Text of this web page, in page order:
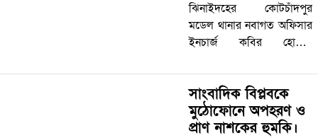
ঝিনাইদহের কোটচাঁদপুর
মডেল থানার নবাগত অফিসার
ইনচার্জ কবির হোসেন
উপজেলা প্রেসক্লাবের
নেতৃবৃন্দের সাথে সৌজন্য
সাক্ষাৎ ও মতবিনিময় সভা
অনুষ্ঠিত হয়েছে। গতকাল সন্ধ্যা
সাংবাদিক বিপ্লবকে
মুঠোফোনে অপহরণ ও
প্রাণ নাশকের হুমকি।